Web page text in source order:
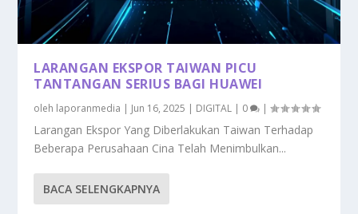
LARANGAN EKSPOR TAIWAN PICU
TANTANGAN SERIUS BAGI HUAWEI
oleh laporanmedia | Jun 16, 2025 | DIGITAL | 0 |
Larangan Ekspor Yang Diberlakukan Taiwan Terhadap
Beberapa Perusahaan Cina Telah Menimbulkan...
BACA SELENGKAPNYA